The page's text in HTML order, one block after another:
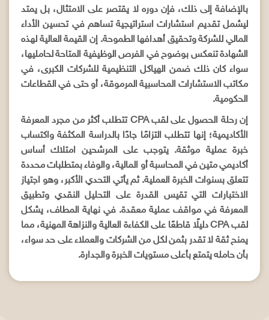
بالإضافة إلى ذلك، فإن دوره لا يقتصر على الامتثال، بل يمتد
ليشمل تقديم استشارات استراتيجية تساهم في تحسين الأداء
المالي للشركة وتحقيق أهدافها الطموحة. إن القيمة العالية لهذه
الشهادة تنعكس بوضوح في الفرص الوظيفية المتاحة لحامليها،
سواء كان ذلك ضمن الهياكل التنظيمية للشركات الكبرى، في
مكاتب الاستشارات المحاسبية المرموقة، أو حتى في القطاعات
الحكومية.
إن رحلة الحصول على لقب CPA تتطلب أكثر من مجرد المعرفة
الأكاديمية؛ إنها تتطلب التزامًا جادًا بالدراسة المكثفة واكتساب
خبرة عملية موثقة. يتوجب على المرشحين امتلاك أساس
أكاديمي متين في المحاسبة أو المالية، والوفاء بمتطلبات محددة
تتعلق بسنوات الخبرة العملية. ثم يأتي التحدي الأكبر، وهو اجتياز
الاختبارات التي تقيس القدرة على التحليل النقدي وتطبيق
المعرفة في مواقف عملية معقدة. في نهاية المطاف، يشكل
لقب CPA دليلًا قاطعًا على الكفاءة العالية والنزاهة المهنية، مما
يمنح ثقة لا تقدر بثمن لكل من الشركات والعملاء على حد سواء،
بأن حامله يتمتع بأعلى مستويات الخبرة والجدارة.